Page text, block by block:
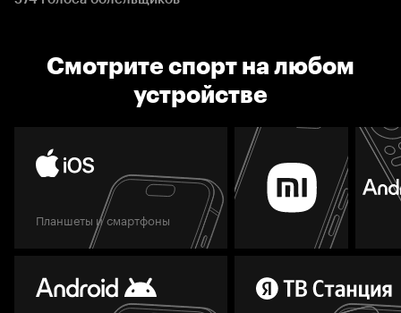
Смотрите спорт на любом
устройстве
Планшеты и смартфоны